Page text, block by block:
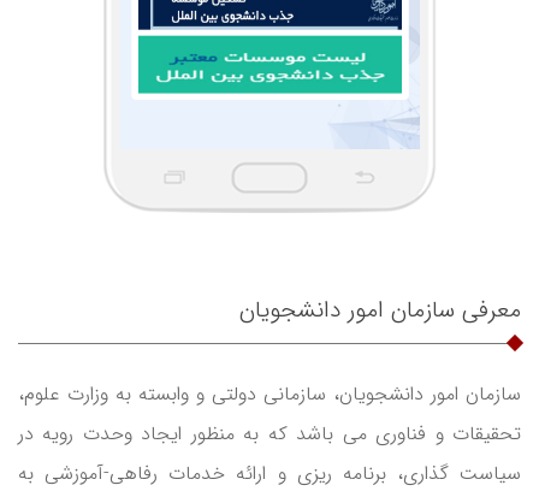
معرفی سازمان امور دانشجویان
سازمان امور دانشجویان، سازمانی دولتی و وابسته به وزارت علوم،
تحقیقات و فناوری می باشد که به منظور ایجاد وحدت رویه در
سیاست گذاری، برنامه ریزی و ارائه خدمات رفاهی-آموزشی به